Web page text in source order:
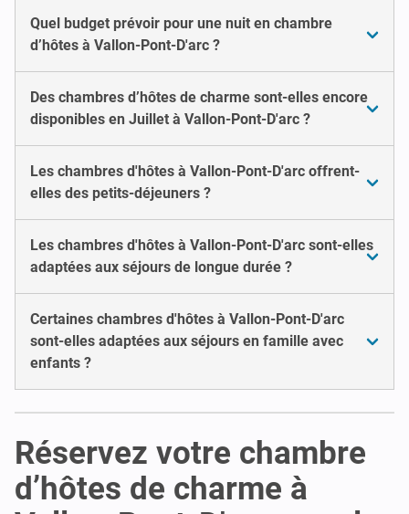
Quel budget prévoir pour une nuit en chambre
d’hôtes à Vallon-Pont-D'arc ?
Des chambres d’hôtes de charme sont-elles encore
disponibles en Juillet à Vallon-Pont-D'arc ?
Les chambres d'hôtes à Vallon-Pont-D'arc offrent-
elles des petits-déjeuners ?
Les chambres d'hôtes à Vallon-Pont-D'arc sont-elles
adaptées aux séjours de longue durée ?
Certaines chambres d'hôtes à Vallon-Pont-D'arc
sont-elles adaptées aux séjours en famille avec
enfants ?
Réservez votre chambre
d’hôtes de charme à